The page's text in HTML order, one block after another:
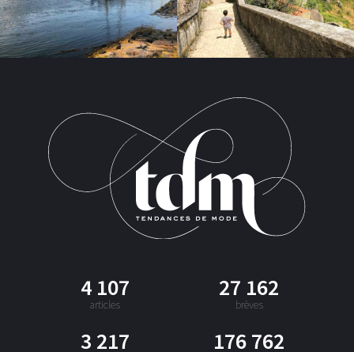
4 107
articles
27 162
brèves
3 217 176 762